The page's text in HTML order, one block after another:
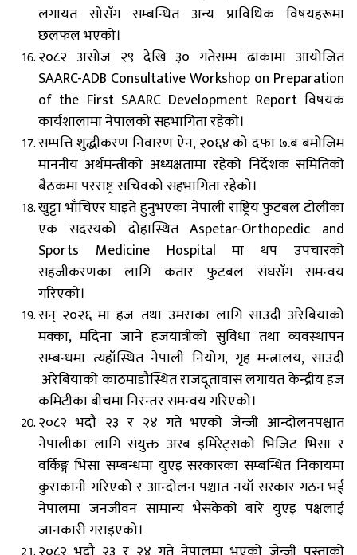
लगायत सोसँग सम्बन्धित अन्य प्राविधिक विषयहरूमा
छलफल भएको।
२०८२ असोज २९ देखि ३० गतेसम्म ढाकामा आयोजित
SAARC-ADB Consultative Workshop on Preparation
of the First SAARC Development Report विषयक
कार्यशालामा नेपालको सहभागिता रहेको।
सम्पत्ति शुद्धीकरण निवारण ऐन, २०६४ को दफा ७.ब बमोजिम
माननीय अर्थमन्त्रीको अध्यक्षतामा रहेको निर्देशक समितिको
बैठकमा परराष्ट्र सचिवको सहभागिता रहेको।
खुट्टा भाँचिएर घाइते हुनुभएका नेपाली राष्ट्रिय फुटबल टोलीका
एक सदस्यको दोहास्थित Aspetar-Orthopedic and
Sports Medicine Hospital मा थप उपचारको
सहजीकरणका लागि कतार फुटबल संघसँग समन्वय
गरिएको।
सन् २०२६ मा हज तथा उमराका लागि साउदी अरेबियाको
मक्का, मदिना जाने हजयात्रीको सुविधा तथा व्यवस्थापन
सम्बन्धमा त्यहाँस्थित नेपाली नियोग, गृह मन्त्रालय, साउदी
अरेबियाको काठमाडौस्थित राजदूतावासलगायत केन्द्रीय हज
कमिटीका बीचमा निरन्तर समन्वय गरिएको।
२०८२ भदौ २३ र २४ गते भएको जेन्जी आन्दोलनपश्चात
नेपालीका लागि संयुक्त अरब इमिरेट्सको भिजिट भिसा र
वर्किङ्ग
भिसा सम्बन्धमा युएइ सरकारका सम्बन्धित निकायमा
कुराकानी गरिएको र आन्दोलन पश्चात नयाँ सरकार गठन भई
नेपालमा जनजीवन सामान्य भैसकेको बारे युएइ पक्षलाई
जानकारी गराइएको।